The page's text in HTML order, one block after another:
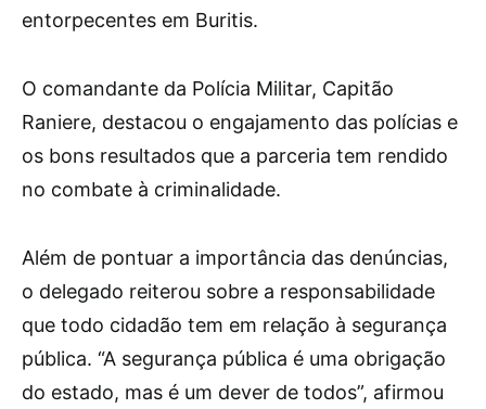
entorpecentes em Buritis.
O comandante da Polícia Militar, Capitão
Raniere, destacou o engajamento das polícias e
os bons resultados que a parceria tem rendido
no combate à criminalidade.
Além de pontuar a importância das denúncias,
o delegado reiterou sobre a responsabilidade
que todo cidadão tem em relação à segurança
pública. “A segurança pública é uma obrigação
do estado, mas é um dever de todos”, afirmou